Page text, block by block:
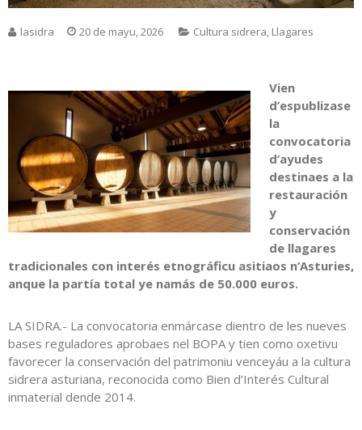
lasidra 20 de mayu, 2026 Cultura sidrera, Llagares
Vien
d’espublizase
la
convocatoria
d’ayudes
destinaes a la
restauración
y
conservación
de llagares
tradicionales con interés etnográficu asitiaos n’Asturies,
anque la partía total ye namás de 50.000 euros.
LA SIDRA.- La convocatoria enmárcase dientro de les nueves
bases reguladores aprobaes nel BOPA y tien como oxetivu
favorecer la conservación del patrimoniu venceyáu a la cultura
sidrera asturiana, reconocida como Bien d’Interés Cultural
inmaterial dende 2014.